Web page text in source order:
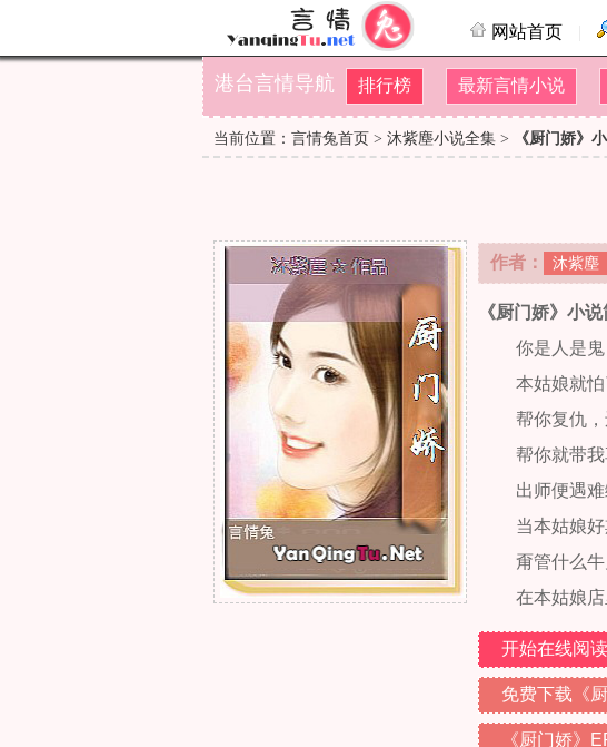
网站首页
港台言情导航 排行榜 最新言情小说
当前位置： 言情兔首页 > 沐紫塵小说全集 > 《厨门娇》
作者： 沐紫塵
《厨门娇》小说
你是人是
本姑娘就怕
帮你复仇
帮你就带
出师便遇
当本姑娘
甭管什么牛
在本姑娘
开始在线阅
免费下载《
《厨门娇》